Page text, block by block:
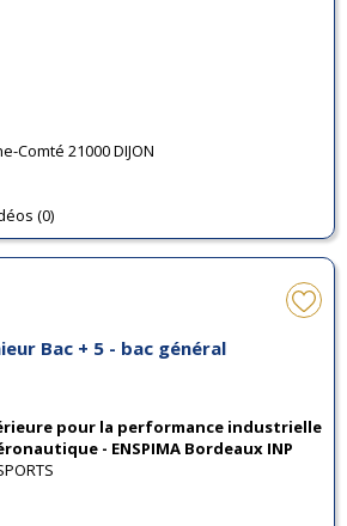
Comté 21000 DIJON
(0)
Bac + 5 - bac général
pour la performance industrielle
- ENSPIMA Bordeaux INP